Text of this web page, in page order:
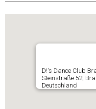
D!'s Dance Club
Steinstraße 52,
Deutschland